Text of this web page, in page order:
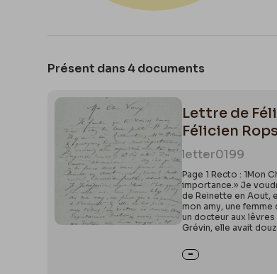
Présent dans 4 documents
Lettre de
Félicien
letter0199
Page 1 Recto : 1Mon
importance.» Je
de Reinette en Aout,
mon amy, une
un docteur aux lêvres
Grévin, elle avait